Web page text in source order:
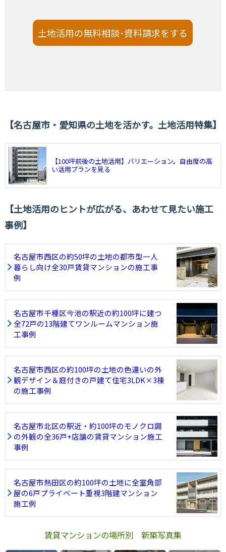
土地活用の無料相談･資料請求をする
名古屋市・愛知県の土地を活かす。土地活用特集
【100坪前後の土地活用】バリエーション。自由度の高
い活用プランを見る
土地活用のヒントが広がる、あわせて見たい施工
事例
名古屋市西区の約50坪の土地の都市型一人
暮らし向け全30戸賃貸マンションの施工事
例
名古屋市千種区今池の駅近の約100坪に建つ
全72戸の13階建てワンルームマンション施
工事例
名古屋市西区の約100坪の土地の色違いの外
観デザイン＆庭付きの戸建て住宅3LDK×3棟
の施工事例
名古屋市北区の駅近・約100坪のモノクロ調
の外観の全36戸+店舗の賃貸マンション施工
事例
名古屋市熱田区の約100坪の土地に全室角部
屋の6戸プライベート重視3階建マンション
施工例
賃貸マンションの場所別 新築写真集